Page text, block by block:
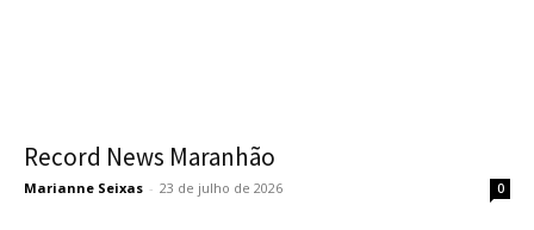
Record News Maranhão
Marianne Seixas - 23 de julho de 2026 0